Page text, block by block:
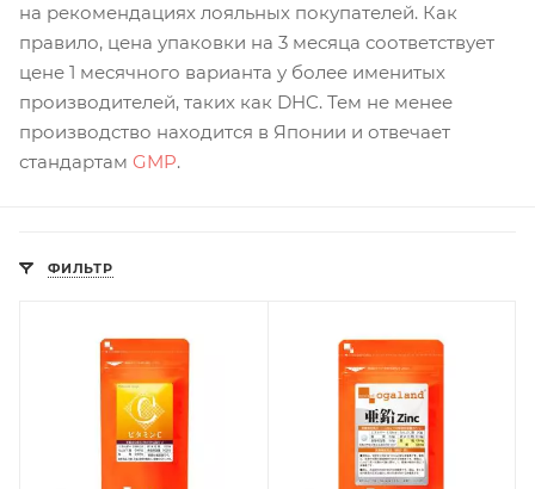
на рекомендациях лояльных покупателей. Как
правило, цена упаковки на 3 месяца соответствует
цене 1 месячного варианта у более именитых
производителей, таких как DHC. Тем не менее
производство находится в Японии и отвечает
стандартам GMP.
ФИЛЬТР